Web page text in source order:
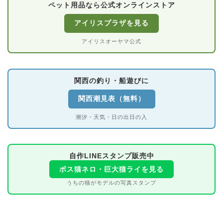
ペット用品なら公式オンラインストア
アイリスプラザを見る
アイリスオーヤマ公式
関西の釣り・船遊びに
関西潮見表（無料）
潮汐・天気・日の出日の入
自作LINEスタンプ販売中
ボス猫ネロ・巨大猫ライを見る
うちの猫がモデルの写真スタンプ